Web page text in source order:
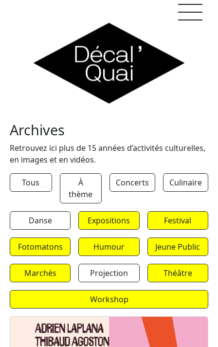
Archives
Retrouvez ici plus de 15 années d’activités culturelles,
en images et en vidéos.
Tous
À
thème
Concerts Culinaire
Danse Expositions Festival
Fotomatons Humour Jeune Public
Marchés Projection Théâtre
Workshop